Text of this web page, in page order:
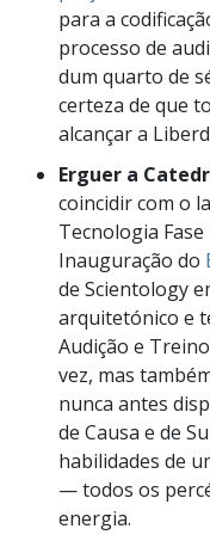
para a
processo de
dum quarto de
certeza de que
alcançar a
Erguer a
coincidir com o
Tecnologia
Inauguração do
de Scientology
arquitetónico e
Audição e
vez, mas
nunca antes
de Causa e de
habilidades de
— todos os
energia.